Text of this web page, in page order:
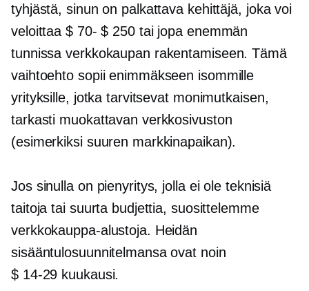
tyhjästä, sinun on palkattava kehittäjä, joka voi
veloittaa$ 70- $ 250tai jopa enemmän
tunnissa verkkokaupan rakentamiseen. Tämä
vaihtoehto sopii enimmäkseen isommille
yrityksille, jotka tarvitsevat monimutkaisen,
tarkasti muokattavan verkkosivuston
(esimerkiksi suuren markkinapaikan).
Jos sinulla on pienyritys, jolla ei ole teknisiä
taitoja tai suurta budjettia, suosittelemme
verkkokauppa-alustoja. Heidän
sisääntulosuunnitelmansa ovat noin
$ 14-29 kuukausi.